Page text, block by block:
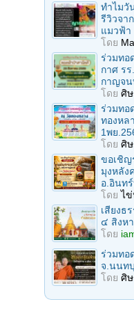
ทำไมวั
รีวิวจา
แมวฟ้า
โดย
ร่วมทอ
กาศ ร
กาญจน
โดย ศิ
ร่วมทอ
ทองหล
1พย
โดย ศิ
ขอเชิญ
มุงหลัง
อ.อินทร์
โดยไ
เสียงธ
๔ สิงห
โดย
ร่วมทอ
จ.นนท
โดย ศิ